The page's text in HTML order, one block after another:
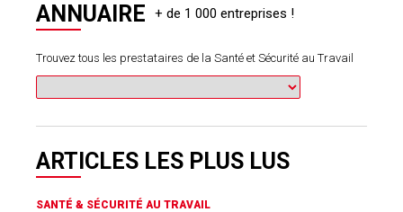
ANNUAIRE
Trouvez tous les prestataires de la Santé et Sécurité au Travail
ARTICLES LES PLUS LUS
SANTÉ & SÉCURITÉ AU TRAVAIL